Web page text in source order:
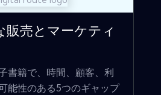
販売とマーケティ
書籍で、時間、顧客、利
能性のある5つのギャップ